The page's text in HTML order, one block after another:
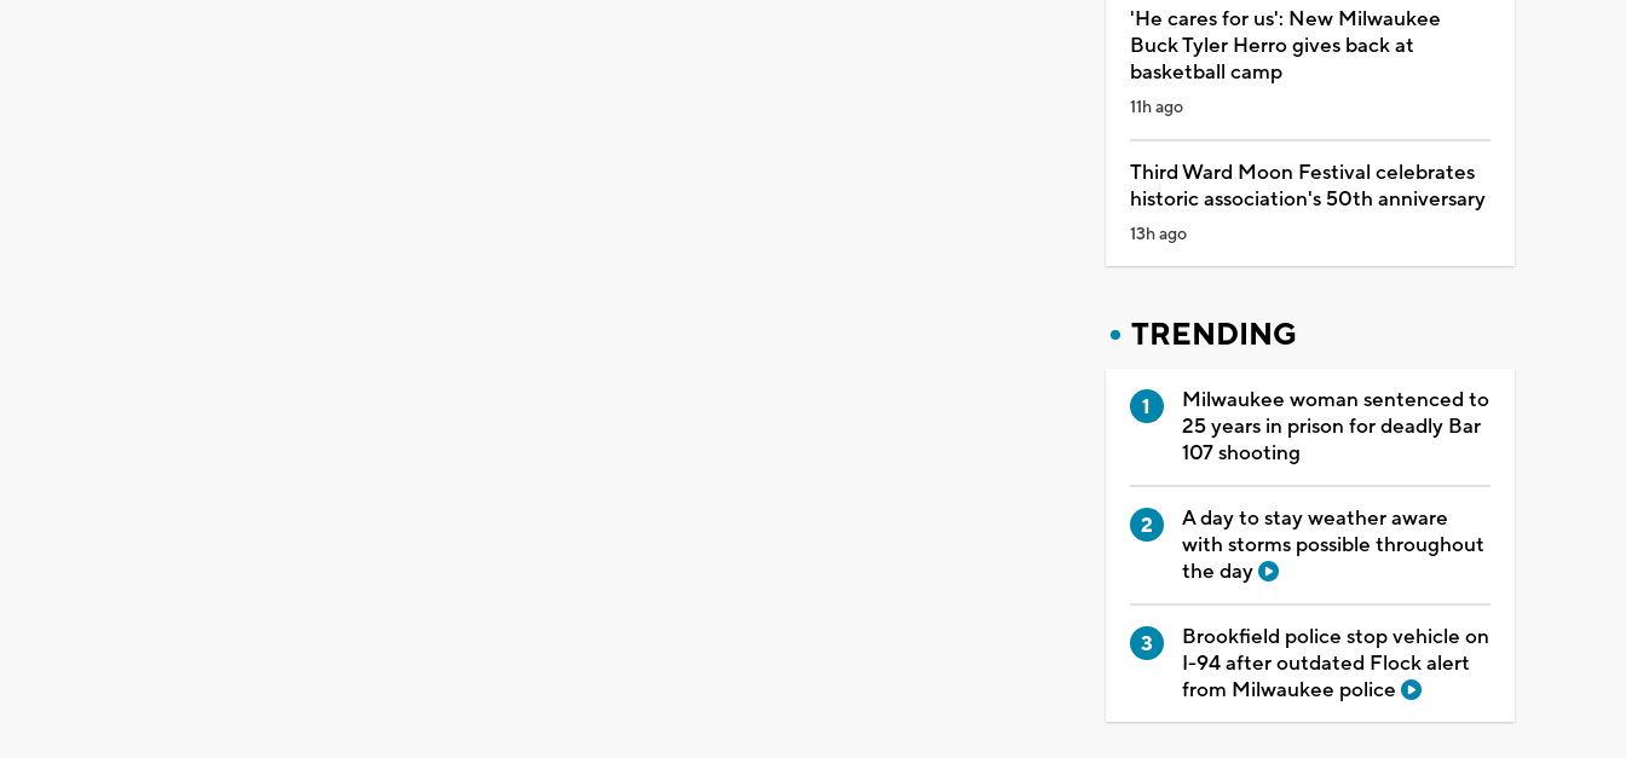
'He cares for us': New Milwaukee
Buck Tyler Herro gives back at
basketball camp
11h ago
Third Ward Moon Festival celebrates
historic association's 50th anniversary
13h ago
TRENDING
Milwaukee woman sentenced to
25 years in prison for deadly Bar
107 shooting
A day to stay weather aware
with storms possible throughout
the day
Brookfield police stop vehicle on
I-94 after outdated Flock alert
from Milwaukee police